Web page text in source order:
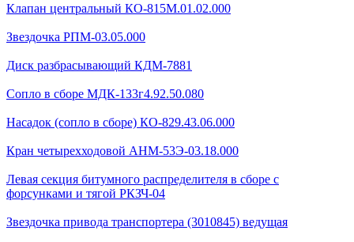
Клапан центральный КО-815М.01.02.000
Звездочка РПМ-03.05.000
Диск разбрасывающий КДМ-7881
Сопло в сборе МДК-133г4.92.50.080
Насадок (сопло в сборе) КО-829.43.06.000
Кран четырехходовой AHМ-53Э-03.18.000
Левая секция битумного распределителя в сборе с
форсунками и тягой РКЗЧ-04
Звездочка привода транспортера (3010845) ведущая